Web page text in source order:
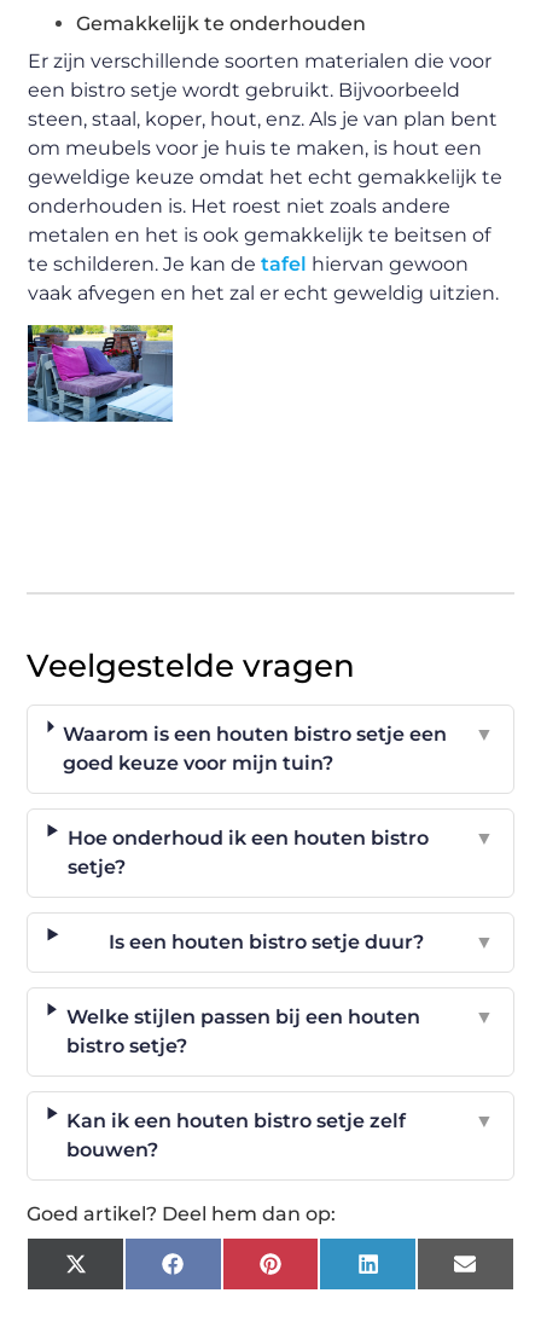
Gemakkelijk te onderhouden
Er zijn verschillende soorten materialen die voor
een bistro setje wordt gebruikt. Bijvoorbeeld
steen, staal, koper, hout, enz. Als je van plan bent
om meubels voor je huis te maken, is hout een
geweldige keuze omdat het echt gemakkelijk te
onderhouden is. Het roest niet zoals andere
metalen en het is ook gemakkelijk te beitsen of
te schilderen. Je kan detafel hiervan gewoon
vaak afvegen en het zal er echt geweldig uitzien.
Veelgestelde vragen
Waarom is een houten bistro setje een
goed keuze voor mijn tuin?
▼
Hoe onderhoud ik een houten bistro
setje?
▼
Is een houten bistro setje duur? ▼
Welke stijlen passen bij een houten
bistro setje?
▼
Kan ik een houten bistro setje zelf
bouwen?
▼
Goed artikel? Deel hem dan op:
X
(Twitter)
FacebookPinterestLinkedIn Email